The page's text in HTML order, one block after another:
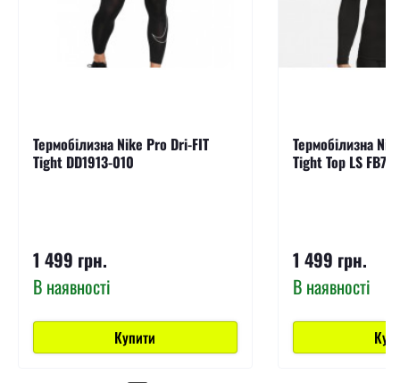
Термобілизна Nike Pro Dri-FIT
Tight DD1913-010
1 499 грн.
В наявності
Купити
Термобілизна
Tight Top LS
1 499 грн.
В наявності